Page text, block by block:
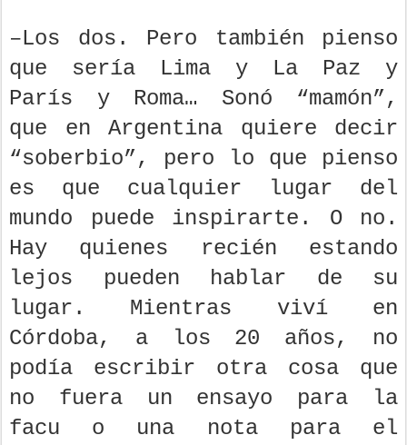
–Los dos. Pero también pienso
que sería Lima y La Paz y
París y Roma… Sonó “mamón”,
que en Argentina quiere decir
“soberbio”, pero lo que pienso
es que cualquier lugar del
mundo puede inspirarte. O no.
Hay quienes recién estando
lejos pueden hablar de su
lugar. Mientras viví en
Córdoba, a los 20 años, no
podía escribir otra cosa que
no fuera un ensayo para la
facu o una nota para el